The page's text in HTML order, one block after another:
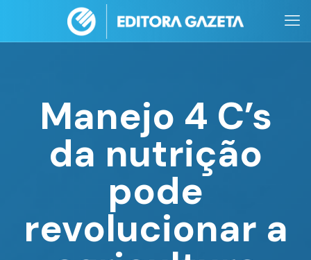
Manejo 4 C’s
da nutrição
pode
revolucionar a